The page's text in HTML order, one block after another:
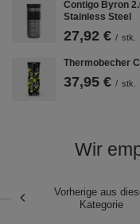
Leistung
Ein Thermobecher,
Dieser Begriff passt
Stabile Basis
Contigo Byron
Stainless Steel
27,92 € / stk.
Thermobecher
37,95 € / stk.
Wir
Vorherige aus
Kategorie